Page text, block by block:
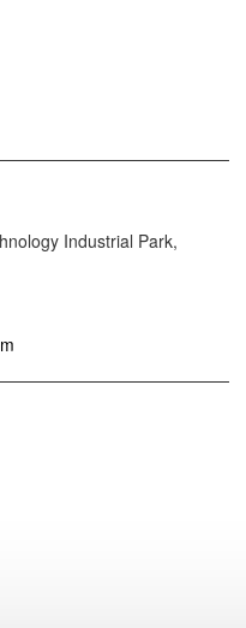
Industrial Park,